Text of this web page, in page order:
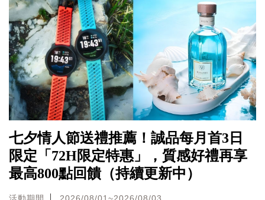
七夕情人節送禮推薦！誠品每月首3日
限定「72H限定特惠」，質感好禮再享
最高800點回饋（持續更新中）